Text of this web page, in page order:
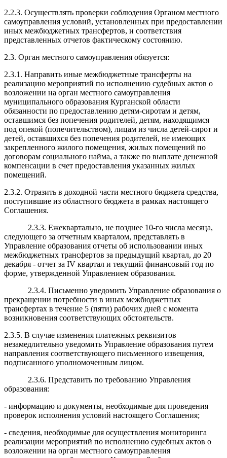
2.2.3. Осуществлять проверки соблюдения Органом местного
самоуправления условий, установленных при предоставлении
иных межбюджетных трансфертов, и соответствия
представленных отчетов фактическому состоянию.
2.3. Орган местного самоуправления обязуется:
2.3.1. Направить иные межбюджетные трансферты на
реализацию мероприятий по исполнению судебных актов о
возложении на орган местного самоуправления
муниципального образования Курганской области
обязанности по предоставлению детям-сиротам и детям,
оставшимся без попечения родителей, детям, находящимся
под опекой (попечительством), лицам из числа детей-сирот и
детей, оставшихся без попечения родителей, не имеющих
закрепленного жилого помещения, жилых помещений по
договорам социального найма, а также по выплате денежной
компенсации в счет предоставления указанных жилых
помещений.
2.3.2. Отразить в доходной части местного бюджета средства,
поступившие из областного бюджета в рамках настоящего
Соглашения.
2.3.3. Ежеквартально, не позднее 10-го числа месяца,
следующего за отчетным кварталом, представлять в
Управление образования отчеты об использовании иных
межбюджетных трансфертов за предыдущий квартал, до 20
декабря - отчет за IV квартал и текущий финансовый год по
форме, утвержденной Управлением образования.
2.3.4. Письменно уведомить Управление образования о
прекращении потребности в иных межбюджетных
трансфертах в течение 5 (пяти) рабочих дней с момента
возникновения соответствующих обстоятельств.
2.3.5. В случае изменения платежных реквизитов
незамедлительно уведомить Управление образования путем
направления соответствующего письменного извещения,
подписанного уполномоченным лицом.
2.3.6. Представить по требованию Управления
образования:
- информацию и документы, необходимые для проведения
проверок исполнения условий настоящего Соглашения;
- сведения, необходимые для осуществления мониторинга
реализации мероприятий по исполнению судебных актов о
возложении на орган местного самоуправления